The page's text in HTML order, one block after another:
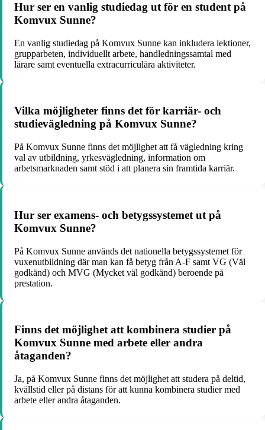
Hur ser en vanlig studiedag ut för en student på
Komvux Sunne?
En vanlig studiedag på Komvux Sunne kan inkludera lektioner,
grupparbeten, individuellt arbete, handledningssamtal med
lärare samt eventuella extracurriculära aktiviteter.
Vilka möjligheter finns det för karriär- och
studievägledning på Komvux Sunne?
På Komvux Sunne finns det möjlighet att få vägledning kring
val av utbildning, yrkesvägledning, information om
arbetsmarknaden samt stöd i att planera sin framtida karriär.
Hur ser examens- och betygssystemet ut på
Komvux Sunne?
På Komvux Sunne används det nationella betygssystemet för
vuxenutbildning där man kan få betyg från A-F samt VG (Väl
godkänd) och MVG (Mycket väl godkänd) beroende på
prestation.
Finns det möjlighet att kombinera studier på
Komvux Sunne med arbete eller andra
åtaganden?
Ja, på Komvux Sunne finns det möjlighet att studera på deltid,
kvällstid eller på distans för att kunna kombinera studier med
arbete eller andra åtaganden.